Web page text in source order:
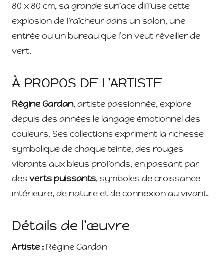
80 x 80 cm, sa grande surface diffuse cette
explosion de fraîcheur dans un salon, une
entrée ou un bureau que l’on veut réveiller de
vert.
À PROPOS DE L’ARTISTE
Régine Gardan, artiste passionnée, explore
depuis des années le langage émotionnel des
couleurs. Ses collections expriment la richesse
symbolique de chaque teinte, des rouges
vibrants aux bleus profonds, en passant par
des verts puissants, symboles de croissance
intérieure, de nature et de connexion au vivant.
Détails de l’œuvre
Artiste : Régine Gardan